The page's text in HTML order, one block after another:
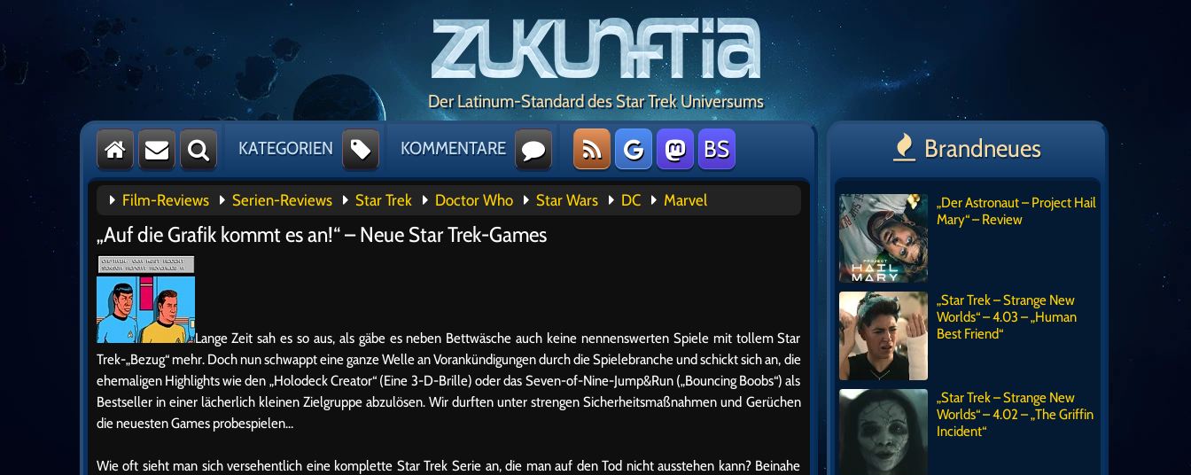
Der Latinum-Standard des Star Trek Universums
KATEGORIEN KOMMENTARE BS
Film-Reviews Serien-Reviews Star Trek Doctor Who Star Wars DC Marvel
„Auf die Grafik kommt es an!“ – Neue Star Trek-Games
Lange Zeit sah es so aus, als gäbe es neben Bettwäsche auch keine nennenswerten Spiele mit tollem Star
Trek-„Bezug“ mehr. Doch nun schwappt eine ganze Welle an Vorankündigungen durch die Spielebranche und schickt sich an, die
ehemaligen Highlights wie den „Holodeck Creator“ (Eine 3-D-Brille) oder das Seven-of-Nine-Jump&Run („Bouncing Boobs“) als
Bestseller in einer lächerlich kleinen Zielgruppe abzulösen. Wir durften unter strengen Sicherheitsmaßnahmen und Gerüchen
die neuesten Games probespielen…
Wie oft sieht man sich versehentlich eine komplette Star Trek Serie an, die man auf den Tod nicht ausstehen kann? Beinahe
Brandneues
„Der Astronaut – Project Hail
Mary“ – Review
„Star Trek – Strange New
Worlds“ – 4.03 – „Human
Best Friend“
„Star Trek – Strange New
Worlds“ – 4.02 – „The Griffin
Incident“